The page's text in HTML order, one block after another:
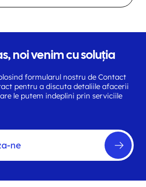
noi venim cu soluția
formularul nostru de Contact
pentru a discuta detaliile afacerii
le putem indeplini prin serviciile
ne